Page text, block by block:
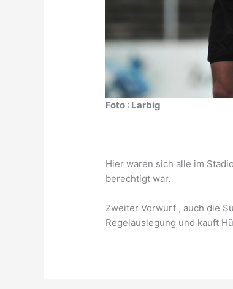
Foto : Larbig
Hier waren sich alle im
berechtigt war.
Zweiter Vorwurf , auch die
Regelauslegung und kauft